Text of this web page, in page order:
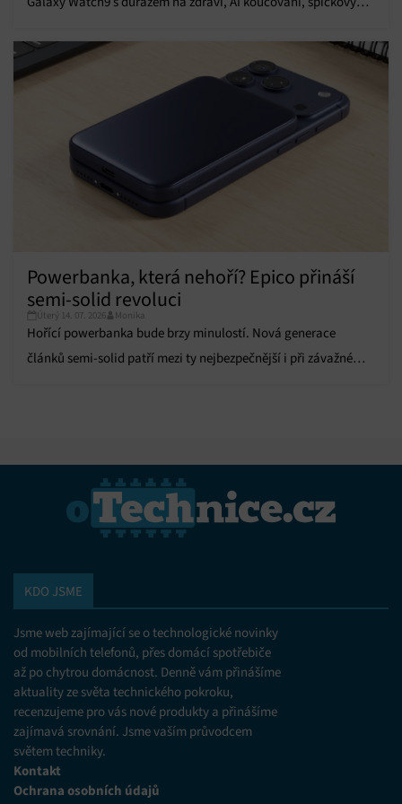
Powerbanka, která nehoří? Epico přináší
semi-solid revoluci
Úterý 14. 07. 2026 Monika
Hořící powerbanka bude brzy minulostí. Nová generace
článků semi-solid patří mezi ty nejbezpečnější i při závažném
KDO JSME
Jsme web zajímající se o technologické novinky
od mobilních telefonů, přes domácí spotřebiče
až po chytrou domácnost. Denně vám přinášíme
aktuality ze světa technického pokroku,
recenzujeme pro vás nové produkty a přinášíme
zajímavá srovnání. Jsme vaším průvodcem
světem techniky.
Kontakt
Ochrana osobních údajů